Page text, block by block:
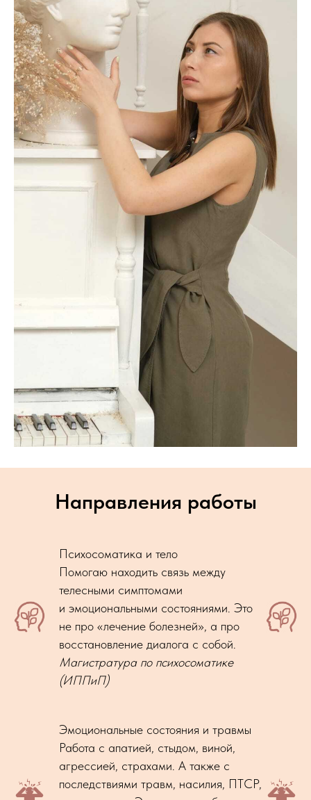
Направления работы
Психосоматика и тело
Помогаю находить связь между
телесными симптомами
и эмоциональными состояниями. Это
не про «лечение болезней», а про
восстановление диалога с собой.
Магистратура по психосоматике
(ИППиП)
Эмоциональные состояния и травмы
Работа с апатией, стыдом, виной,
агрессией, страхами. А также с
последствиями травм, насилия, ПТСР,